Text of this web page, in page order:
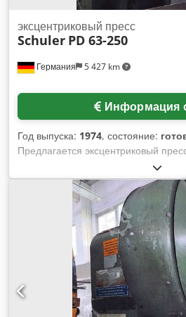
Германия 5 427 km
эксцентриковый пресс
Schuler PD 63-250
Информация
Год выпуска: 1974, состояние:
Предлагается эксцентриковый
производства Schuler. Усилие
максимальный ход: 8–100 мм,
ходов в минуту: 160, площадь
площадь пуансона (X/Y): 450 мм/
пуансона: 63 мм, максимальное
и пуансоном: 415 мм, в комплекте
рабочей зоне. Масса машины:
возможен по предварительной
Dcjdpfozrzp Isx Aqlsk